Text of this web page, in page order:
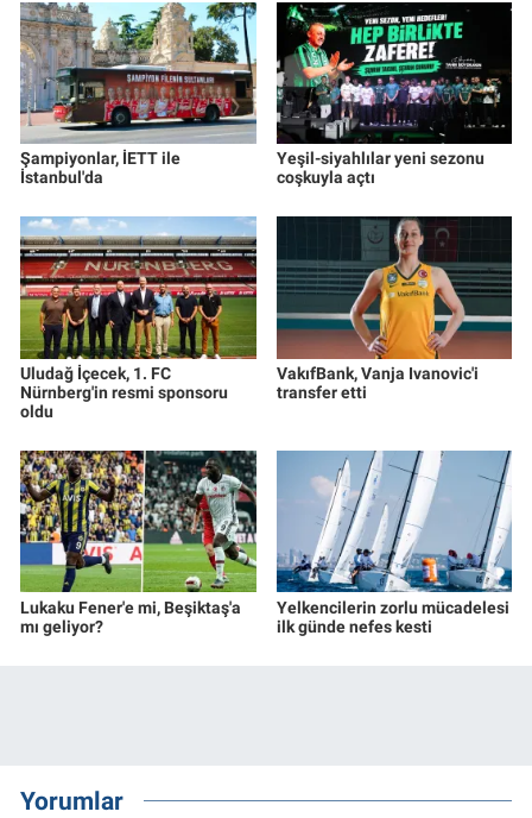
Şampiyonlar, İETT ile
İstanbul'da
Yeşil-siyahlılar yeni sezonu
coşkuyla açtı
Uludağ İçecek, 1. FC
Nürnberg'in resmi sponsoru
oldu
VakıfBank, Vanja Ivanovic'i
transfer etti
Lukaku Fener'e mi, Beşiktaş'a
mı geliyor?
Yelkencilerin zorlu mücadelesi
ilk günde nefes kesti
Yorumlar